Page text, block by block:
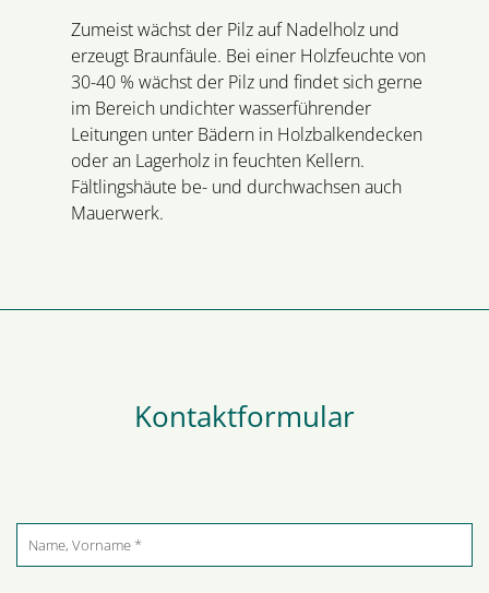
Zumeist wächst der Pilz auf Nadelholz und
erzeugt Braunfäule. Bei einer Holzfeuchte von
30-40 % wächst der Pilz und findet sich gerne
im Bereich undichter wasserführender
Leitungen unter Bädern in Holzbalkendecken
oder an Lagerholz in feuchten Kellern.
Fältlingshäute be- und durchwachsen auch
Mauerwerk.
Kontaktformular